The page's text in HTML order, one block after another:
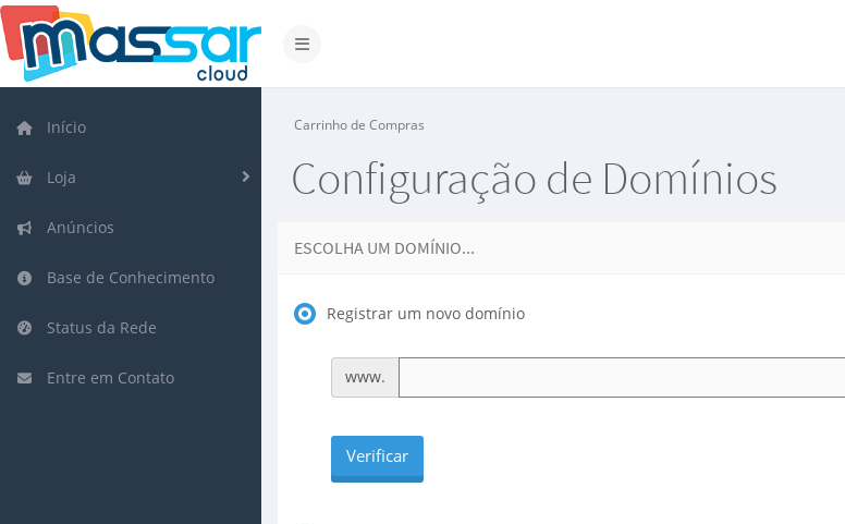
Alternar navegação
Início
Loja
Anúncios
Base de Conhecimento
Status da Rede
Entre em Contato
Carrinho de Compras
Configuração de Domínios
ESCOLHA UM DOMÍNIO...
Registrar um novo domínio
www.
Verificar